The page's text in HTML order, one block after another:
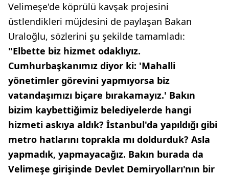
Velimeşe'de köprülü kavşak projesini
üstlendikleri müjdesini de paylaşan Bakan
Uraloğlu, sözlerini şu şekilde tamamladı:
"Elbette biz hizmet odaklıyız.
Cumhurbaşkanımız diyor ki: 'Mahalli
yönetimler görevini yapmıyorsa biz
vatandaşımızı biçare bırakamayız.' Bakın
bizim kaybettiğimiz belediyelerde hangi
hizmeti askıya aldık? İstanbul'da yapıldığı gibi
metro hatlarını toprakla mı doldurduk? Asla
yapmadık, yapmayacağız. Bakın burada da
Velimeşe girişinde Devlet Demiryolları'nın bir